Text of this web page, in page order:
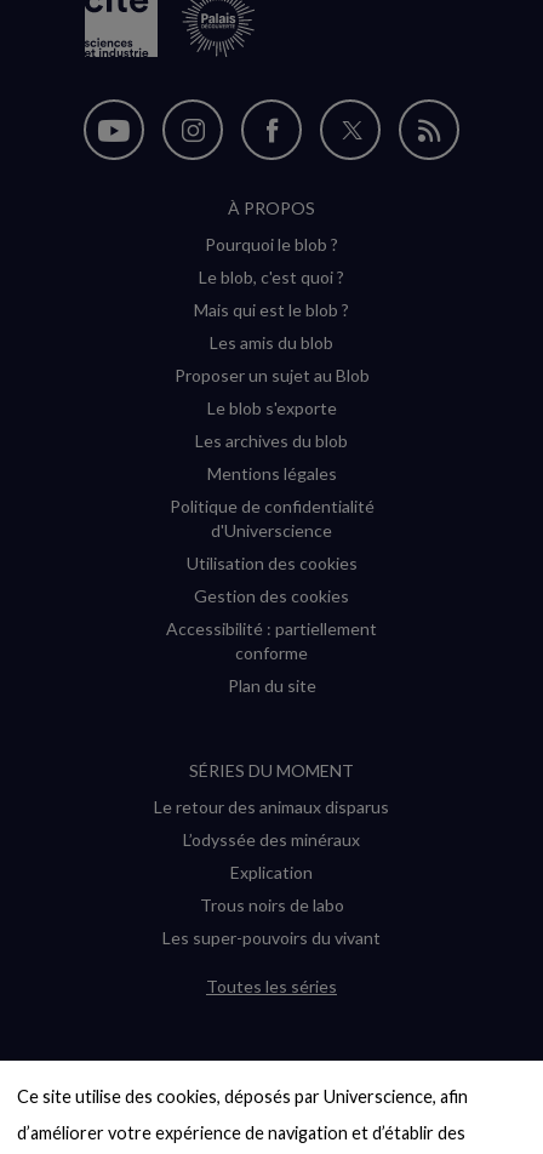
Ce site utilise des cookies, déposés par Universcience, afin
d’améliorer votre expérience de navigation et d’établir des
Nous
Nous
Instagram
(nouvelle
Nous
sur
Facebook
(nouvelle
Nous
Flux
À PROPOS
Pourquoi le blob ?
Le blob, c'est quoi ?
Mais qui est le blob ?
Les amis du blob
Proposer un sujet au Blob
Le blob s'exporte
Les archives du blob
Mentions légales
Politique de confidentialité
d'Universcience
Utilisation des cookies
Gestion des cookies
Accessibilité : partiellement
conforme
Plan du site
SÉRIES DU MOMENT
Le retour des animaux disparus
L’odyssée des minéraux
Explication
Trous noirs de labo
Les super-pouvoirs du vivant
Toutes les séries
6000 exoplanètes, et pas de « Terre »
en vue ?